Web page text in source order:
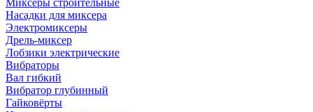
Миксеры строительные
Насадки для миксера
Электромиксеры
Дрель-миксер
Лобзики электрические
Вибраторы
Вал гибкий
Вибратор глубинный
Гайковёрты